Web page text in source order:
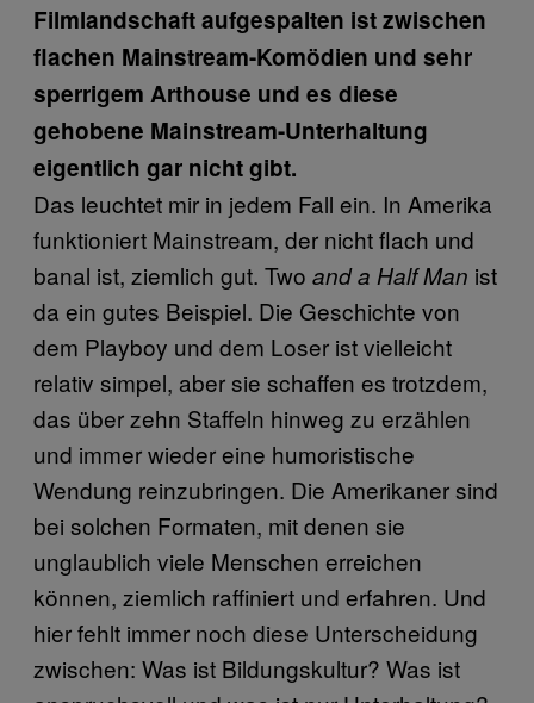
Filmlandschaft aufgespalten ist zwischen
flachen Mainstream-Komödien und sehr
sperrigem Arthouse und es diese
gehobene Mainstream-Unterhaltung
eigentlich gar nicht gibt.
Das leuchtet mir in jedem Fall ein. In Amerika
funktioniert Mainstream, der nicht flach und
banal ist, ziemlich gut. Two and a Half Man ist
da ein gutes Beispiel. Die Geschichte von
dem Playboy und dem Loser ist vielleicht
relativ simpel, aber sie schaffen es trotzdem,
das über zehn Staffeln hinweg zu erzählen
und immer wieder eine humoristische
Wendung reinzubringen. Die Amerikaner sind
bei solchen Formaten, mit denen sie
unglaublich viele Menschen erreichen
können, ziemlich raffiniert und erfahren. Und
hier fehlt immer noch diese Unterscheidung
zwischen: Was ist Bildungskultur? Was ist